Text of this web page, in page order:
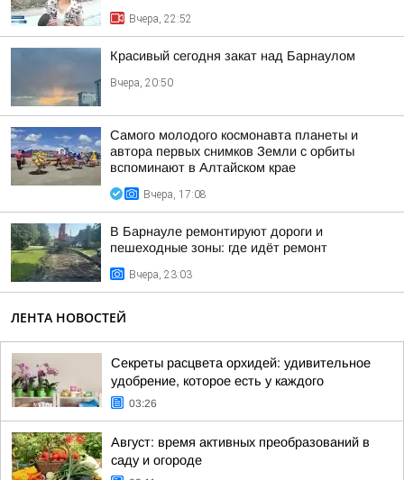
Вчера, 22:52
Красивый сегодня закат над Барнаулом
Вчера, 20:50
Самого молодого космонавта планеты и
автора первых снимков Земли с орбиты
вспоминают в Алтайском крае
Вчера, 17:08
В Барнауле ремонтируют дороги и
пешеходные зоны: где идёт ремонт
Вчера, 23:03
ЛЕНТА НОВОСТЕЙ
Секреты расцвета орхидей: удивительное
удобрение, которое есть у каждого
03:26
Август: время активных преобразований в
саду и огороде